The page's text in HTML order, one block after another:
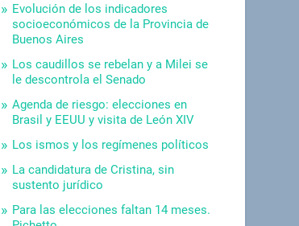
Evolución de los indicadores
socioeconómicos de la Provincia de
Buenos Aires
Los caudillos se rebelan y a Milei se
le descontrola el Senado
Agenda de riesgo: elecciones en
Brasil y EEUU y visita de León XIV
Los ismos y los regímenes políticos
La candidatura de Cristina, sin
sustento jurídico
Para las elecciones faltan 14 meses.